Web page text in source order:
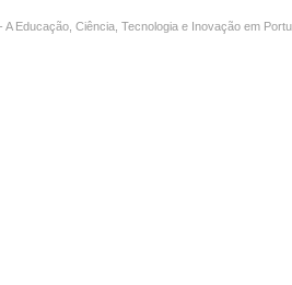
Educação, Ciência, Tecnologia e Inovação em